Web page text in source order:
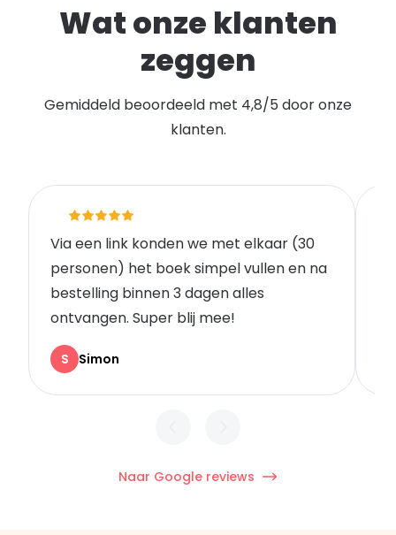
Wat onze klanten
zeggen
Gemiddeld beoordeeld met 4,8/5 door onze
klanten.
Via een link konden we met elkaar (30
personen) het boek simpel vullen en na
bestelling binnen 3 dagen alles
ontvangen. Super blij mee!
S Simon
Naar Google reviews